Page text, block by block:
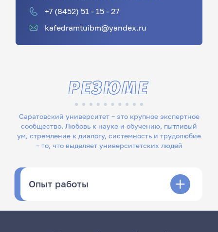
+7 (8452) 51 - 15 - 27
kafedramtuibm@yandex.ru
Саратовский университет – это крупное экспертное
сообщество. Любовь к науке и обучению, пытливый
ум, стремление к диалогу, системность и трудолюбие
– то, что выделяет университетских людей
РЕЗЮМЕ
Опыт работы